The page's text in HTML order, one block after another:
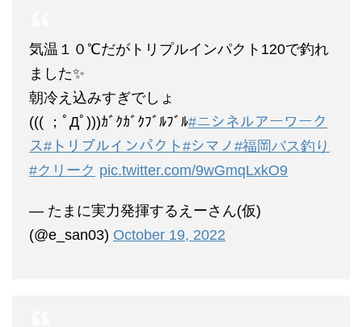
気温１０℃だがトリプルインパクト120で釣れ
ました✨
朝冷え込みすぎでしょ
((( ；ﾟДﾟ)))ｶﾞｸｶﾞｸﾌﾞﾙﾌﾞﾙ#ニシネルアーワーク
ス#トリプルインパクト#シマノ #福岡バス釣り
#クリーク pic.twitter.com/9wGmqLxkO9
— たまに実力発揮するえーさん(仮)
(@e_san03) October 19, 2022